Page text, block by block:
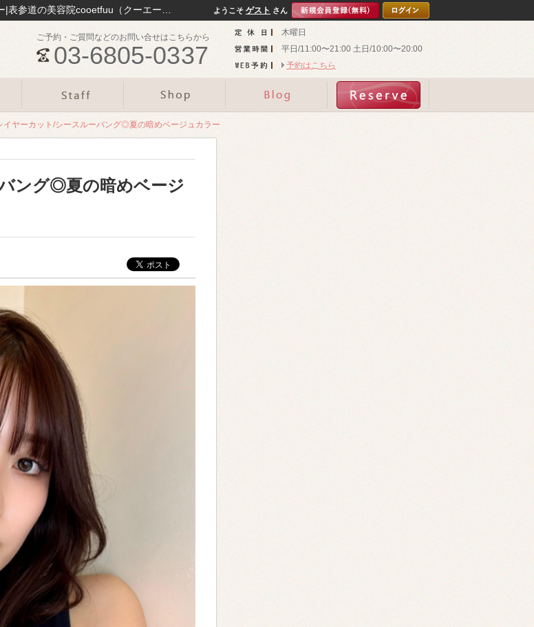
木曜日
平日/11:00〜21:00 土日/10:00〜20:00
予約はこちら
ご予約・ご質問などのお問い合せはこちらから
03-6805-0337
ようこそ ゲスト さん
イヤーカット/シースルーバング◎夏の暗めベージュカラー
ング◎夏の暗めベージ